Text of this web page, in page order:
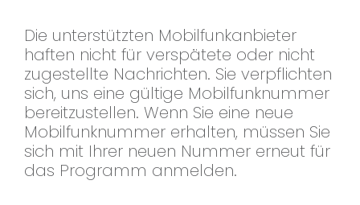
Die unterstützten Mobilfunkanbieter
haften nicht für verspätete oder nicht
zugestellte Nachrichten. Sie verpflichten
sich, uns eine gültige Mobilfunknummer
bereitzustellen. Wenn Sie eine neue
Mobilfunknummer erhalten, müssen Sie
sich mit Ihrer neuen Nummer erneut für
das Programm anmelden.